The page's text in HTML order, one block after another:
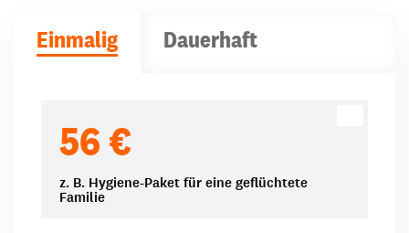
Einmalig Dauerhaft
56 €
z. B. Hygiene-Paket für eine geflüchtete
Familie